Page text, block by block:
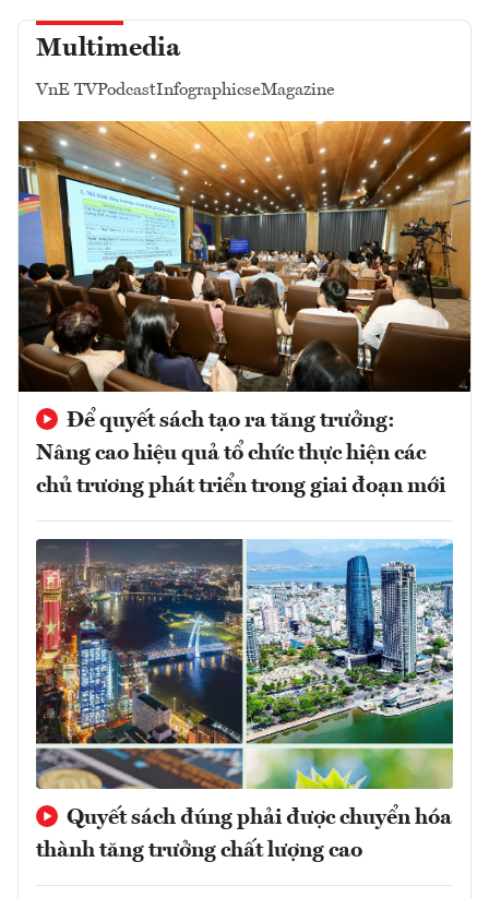
Multimedia
VnE TVPodcastInfographicseMagazine
Để quyết sách tạo ra tăng trưởng:
Nâng cao hiệu quả tổ chức thực hiện các
chủ trương phát triển trong giai đoạn mới
Quyết sách đúng phải được chuyển hóa
thành tăng trưởng chất lượng cao